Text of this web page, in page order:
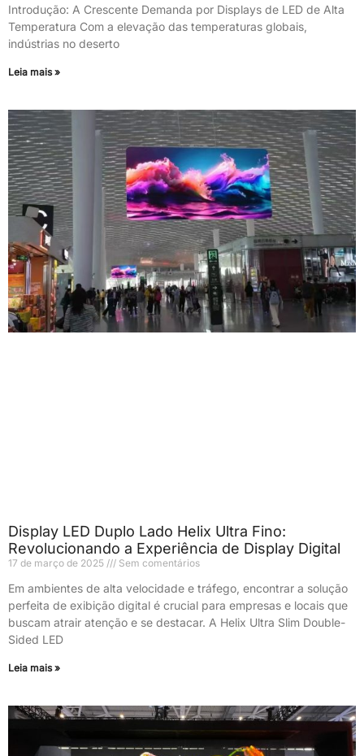
Introdução: A Crescente Demanda por Displays de LED de Alta
Temperatura Com a elevação das temperaturas globais,
indústrias no deserto
Leia mais »
Display LED Duplo Lado Helix Ultra Fino:
Revolucionando a Experiência de Display Digital
17 de março de 2025 Sem comentários
Em ambientes de alta velocidade e tráfego, encontrar a solução
perfeita de exibição digital é crucial para empresas e locais que
buscam atrair atenção e se destacar. A Helix Ultra Slim Double-
Sided LED
Leia mais »